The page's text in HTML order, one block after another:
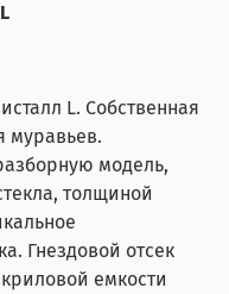
L. Собственная
муравьев.
модель,
толщиной
Гнездовой отсек
емкости